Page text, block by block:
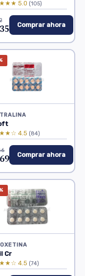
5.0 (105)
Comprar ahora
4.5 (84)
Comprar ahora
Cr
4.5 (74)